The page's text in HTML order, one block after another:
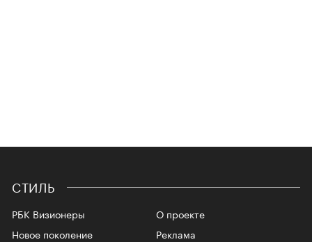
СТИЛЬ
РБК Визионеры
Новое поколение
О проекте
Реклама